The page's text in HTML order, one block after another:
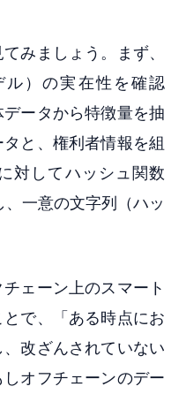
みましょう。まず、
）の実在性を確認
データから特徴量を抽
と、権利者情報を組
対してハッシュ関数
、一意の文字列（ハッ
ェーン上のスマート
で、「ある時点にお
改ざんされていない
オフチェーンのデー